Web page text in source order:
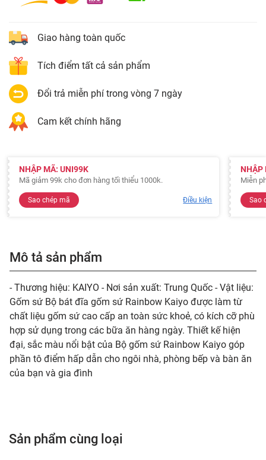
Giao hàng toàn quốc
Tích điểm tất cả sản phẩm
Đổi trả miễn phí trong vòng 7 ngày
Cam kết chính hãng
NHẬP MÃ: UNI99K
Mã giảm 99k cho đơn hàng tối thiểu 1000k.
Sao chép mã Điều kiện
NHẬP
Miễn
Sao
Mô tả sản phẩm
- Thương hiệu: KAIYO - Nơi sản xuất: Trung Quốc - Vật liệu:
Gốm sứ Bộ bát đĩa gốm sứ Rainbow Kaiyo được làm từ
chất liệu gốm sứ cao cấp an toàn sức khoẻ, có kích cỡ phù
hợp sử dụng trong các bữa ăn hàng ngày. Thiết kế hiện
đại, sắc màu nổi bật của Bộ gốm sứ Rainbow Kaiyo góp
phần tô điểm hấp dẫn cho ngôi nhà, phòng bếp và bàn ăn
của bạn và gia đình
Sản phẩm cùng loại